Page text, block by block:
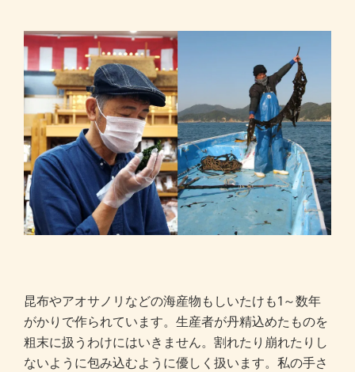
昆布やアオサノリなどの海産物もしいたけも1～数年
がかりで作られています。生産者が丹精込めたものを
粗末に扱うわけにはいきません。割れたり崩れたりし
ないように包み込むように優しく扱います。私の手さ